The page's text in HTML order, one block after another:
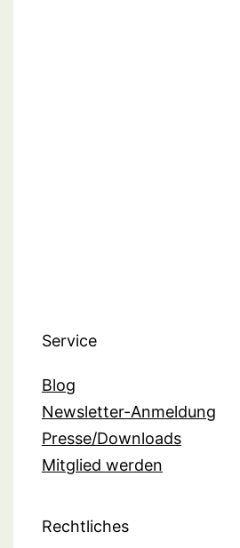
Service
Blog
Newsletter-Anmeldung
Presse/Downloads
Mitglied werden
Rechtliches